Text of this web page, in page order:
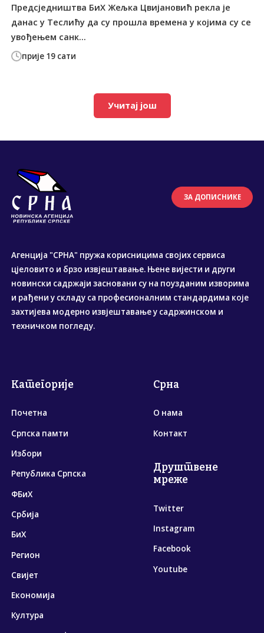
прије 19 сати
Предсједништва БиХ Жељка Цвијановић рекла је
данас у Теслићу да су прошла времена у којима су се
увођењем санк...
Учитај још
ЗА ДОПИСНИКЕ
Агенција "СРНА" пружа корисницима својих сервиса
цјеловито и брзо извјештавање. Њене вијести и други
новински садржаји засновани су на поузданим изворима
и рађени у складу са професионалним стандардима које
захтијева модерно извјештавање у садржинском и
техничком погледу.
Категорије
Почетна
Српска памти
Избори
Република Српска
ФБиХ
Србија
БиХ
Регион
Свијет
Економија
Култура
Срна
О нама
Контакт
Друштвене
мреже
Twitter
Instagram
Facebook
Youtube